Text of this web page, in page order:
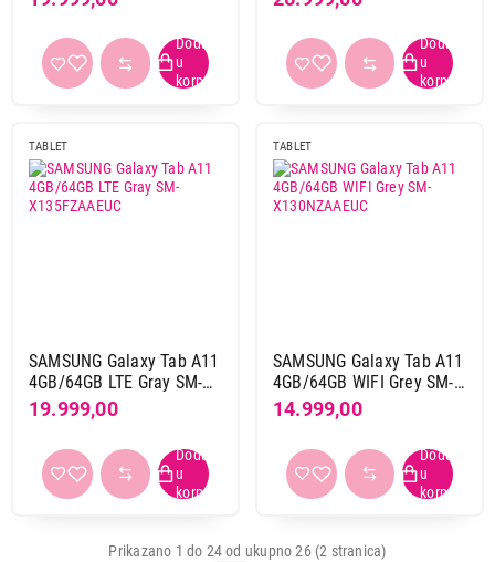
TABLET
SAMSUNG Galaxy Tab A11
4GB/64GB LTE Gray SM-
X135FZAAEUC
19.999,00
TABLET
SAMSUNG Galaxy Tab A11
4GB/64GB WIFI Grey SM-
X130NZAAEUC
14.999,00
Prikazano 1 do 24 od ukupno 26 (2 stranica)